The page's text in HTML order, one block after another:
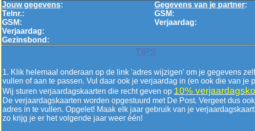
Jouw gegevens:
Telnr.:
GSM:
Verjaardag:
Gezinsbond:
Gegevens van je partner:
GSM:
Verjaardag:
TIPS
1. Klik helemaal onderaan op de link 'adres wijzigen' om je gegevens
vullen of aan te passen. Vul daar ook je verjaardag in (en ook die van je
Wij sturen verjaardagskaarten die recht geven op 10%
De verjaardagskaarten worden opgestuurd met De Post. Vergeet dus
adres in te vullen. Opgelet! Maak elk jaar gebruik van je
zo krijg je er het volgende jaar weer één!